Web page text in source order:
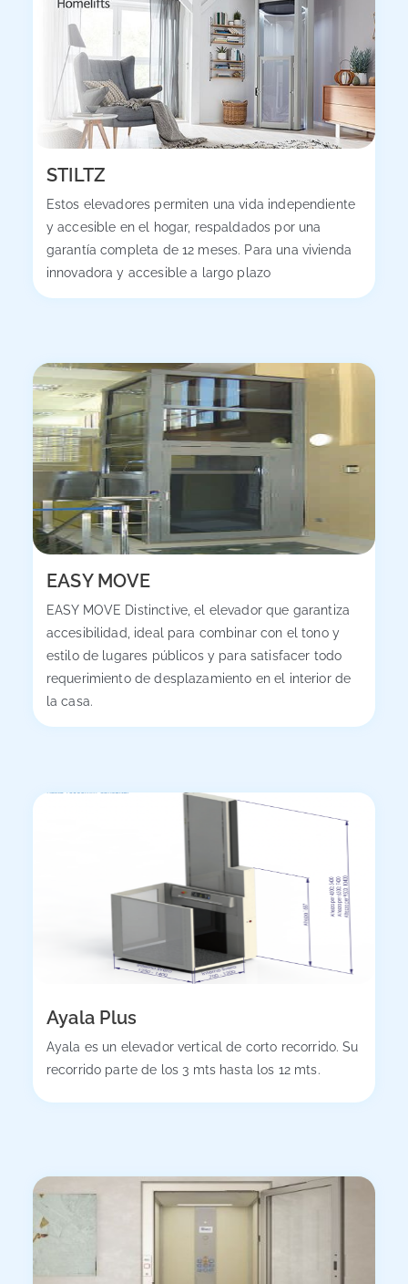
STILTZ
Estos elevadores permiten una vida independiente
y accesible en el hogar, respaldados por una
garantía completa de 12 meses. Para una vivienda
innovadora y accesible a largo plazo
EASY MOVE
EASY MOVE Distinctive, el elevador que garantiza
accesibilidad, ideal para combinar con el tono y
estilo de lugares públicos y para satisfacer todo
requerimiento de desplazamiento en el interior de
la casa.
Ayala Plus
Ayala es un elevador vertical de corto recorrido. Su
recorrido parte de los 3 mts hasta los 12 mts.